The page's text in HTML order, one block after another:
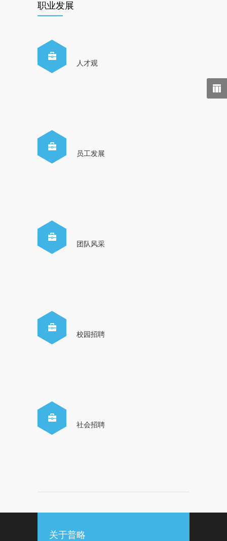
职业发展
人才观
员工发展
团队风采
校园招聘
社会招聘
关于普略